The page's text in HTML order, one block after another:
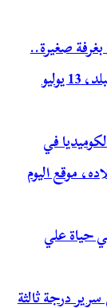
صغيرة..
محطات في حياة علي الكسار، موقع صدى البلد، 13 يوليو
في
موقع اليوم
حياة علي
درجة ثالثة